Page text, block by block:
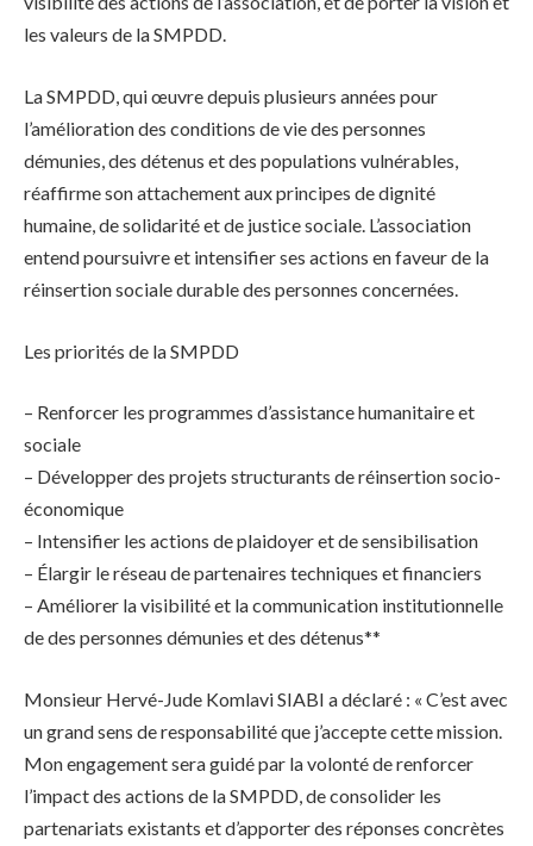
les valeurs de la SMPDD.
La SMPDD, qui œuvre depuis plusieurs années pour
l’amélioration des conditions de vie des personnes
démunies, des détenus et des populations vulnérables,
réaffirme son attachement aux principes de dignité
humaine, de solidarité et de justice sociale. L’association
entend poursuivre et intensifier ses actions en faveur de la
réinsertion sociale durable des personnes concernées.
Les priorités de la SMPDD
– Renforcer les programmes d’assistance humanitaire et
sociale
– Développer des projets structurants de réinsertion socio-
économique
– Intensifier les actions de plaidoyer et de sensibilisation
– Élargir le réseau de partenaires techniques et financiers
– Améliorer la visibilité et la communication institutionnelle
de des personnes démunies et des détenus**
Monsieur Hervé-Jude Komlavi SIABI a déclaré : « C’est avec
un grand sens de responsabilité que j’accepte cette mission.
Mon engagement sera guidé par la volonté de renforcer
l’impact des actions de la SMPDD, de consolider les
partenariats existants et d’apporter des réponses concrètes